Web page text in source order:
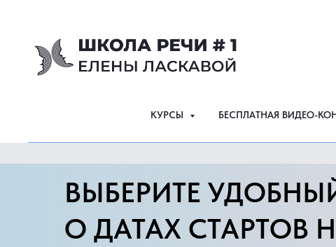
КУРСЫ БЕСПЛАТНАЯ ВИДЕО-
ВЫБЕРИТЕ
О ДАТАХ СТАРТОВ